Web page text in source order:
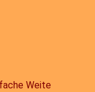
Weite